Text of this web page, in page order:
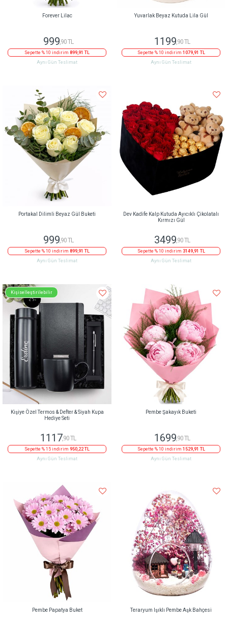
Forever Lilac
999,90 TL
Sepette % 10 indirim 899,91 TL
Aynı Gün Teslimat
Yuvarlak Beyaz Kutuda Lila Gül
1199,90 TL
Sepette % 10 indirim 1079,91 TL
Aynı Gün Teslimat
Portakal Dilimli Beyaz Gül Buketi
999,90 TL
Sepette % 10 indirim 899,91 TL
Aynı Gün Teslimat
Dev Kadife Kalp Kutuda Ayıcıklı Çikolatalı
Kırmızı Gül
3499 ,90 TL
Sepette % 10 indirim 3149,91 TL
Aynı Gün Teslimat
Kişiselleştirilebilir
Kişiye Özel Termos & Defter & Siyah Kupa
Hediye Seti
1117,90 TL
Sepette % 15 indirim 950,22 TL
Aynı Gün Teslimat
Pembe Şakayık Buketi
1699,90 TL
Sepette % 10 indirim 1529,91 TL
Aynı Gün Teslimat
Pembe Papatya Buket Teraryum Işıklı Pembe Aşk Bahçesi